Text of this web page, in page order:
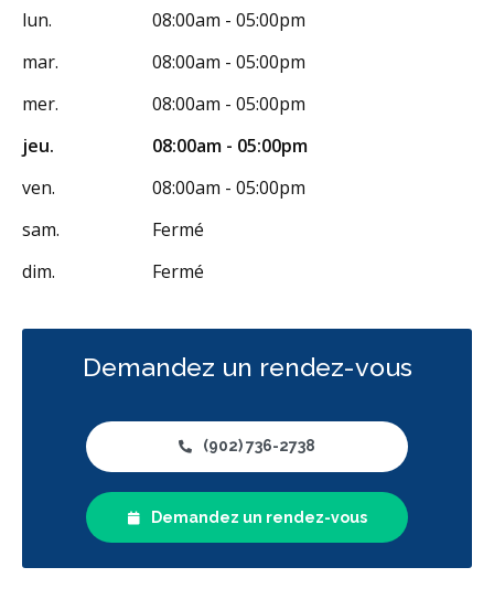
lun.
08:00am - 05:00pm
mar.
08:00am - 05:00pm
mer.
08:00am - 05:00pm
jeu.
08:00am - 05:00pm
ven.
08:00am - 05:00pm
sam.
Fermé
dim.
Fermé
Demandez un rendez-vous
(902) 736-2738
Demandez un rendez-vous